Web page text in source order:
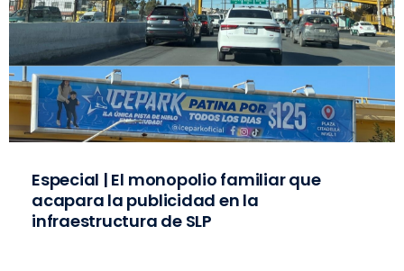
Especial | El monopolio familiar que
acapara la publicidad en la
infraestructura de SLP